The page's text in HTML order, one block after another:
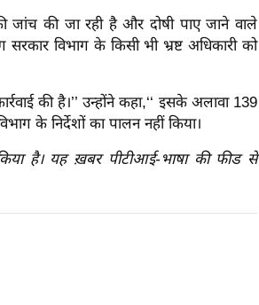
जांच की जा रही है और दोषी पाए जाने वाले
विभाग के किसी भी भ्रष्ट अधिकारी को
की है।’’ उन्होंने कहा,‘‘ इसके अलावा 139
के निर्देशों का पालन नहीं किया।
है। यह ख़बर पीटीआई-भाषा की फीड से